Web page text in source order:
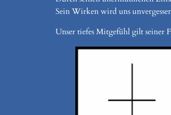
Sein Wirken wird uns
Unser tiefes Mitgefühl gilt seiner